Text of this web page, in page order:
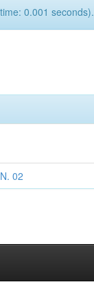
0.001 seconds).
02